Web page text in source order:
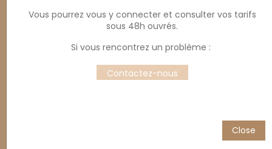
Vous pourrez vous y connecter et consulter vos tarifs
sous 48h ouvrés.
Si vous rencontrez un problème :
Contactez-nous
Close